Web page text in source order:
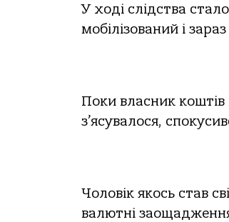
У ході слідства
мобілізований і
Поки власник коштів
з’ясувалося,
Чоловік якось став
валютні